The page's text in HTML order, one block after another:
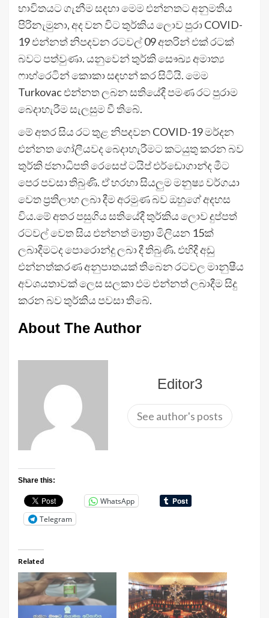
භාවිතයට ගැනීම සදහා මෙම එන්නතට අනුමතිය
පිරිනැමුනා, අද වන විට තුර්කිය ලොව පුරා COVID-
19 එන්නත් නිපදවන රටවල් 09 අතරින් එක් රටක්
බවට පත්වුණා. යනුවෙන් තුර්කි සෞඛ්‍ය අමාත්‍ය
ෆාහ්රෙටින් කොකා සඳහන් කර සිටියි. මෙම
Turkovac එන්නත ලබන සතියේදී පමණ රට පුරාම
බෙදාහැරීම සැලසුම වී තිබේ.
මේ අතර සිය රට තුළ නිපදවන COVID-19 මර්දන
එන්නත ගෝලීයවද බෙදාහැරීමට කටයුතු කරන බව
තුර්කි ජනාධිපති රෙසෙප් ටයිප් එර්ඩොගාන්ද මීට
පෙර පවසා තිබුණි. ඒ හරහා සියලුම මනුෂ්‍ය වර්ගයා
වෙත ප්‍රතිලාභ ලබා දීම අරමුණ බව ඔහුගේ අදහස
විය.මේ අතර පසුගිය සතියේදී තුර්කිය ලොව දුප්පත්
රටවල් වෙත සිය එන්නත් මාත්‍රා මිලියන 15ක්
ලබාදීමටද පොරොන්දු ලබා දී තිබුණි. එහිදී අඩු
එන්නත්කරණ අනුපාතයක් තිබෙන රටවල මානුෂීය
අවශයතාවක් ලෙස සලකා එම එන්නත් ලබාදීම සිදු
කරන බව තුර්කිය පවසා තිබේ.
About The Author
Editor3
See author's posts
Share this:
WhatsApp
Telegram
Related